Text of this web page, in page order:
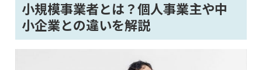
小規模事業者とは？個人事業主や中
小企業との違いを解説